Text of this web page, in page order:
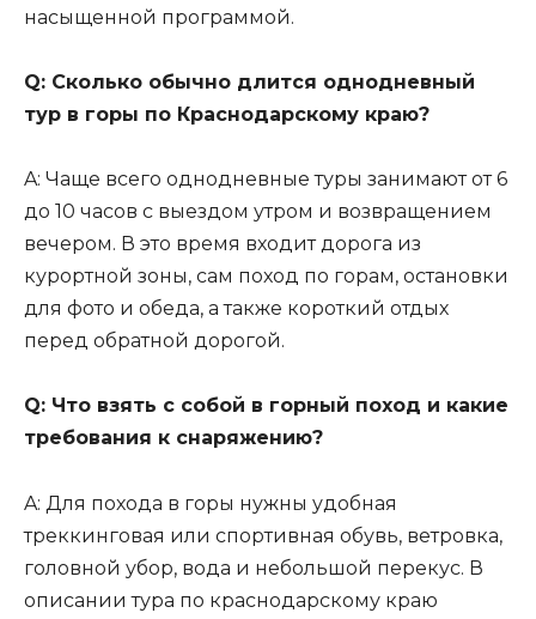
насыщенной программой.
Q: Сколько обычно длится однодневный
тур в горы по Краснодарскому краю?
A: Чаще всего однодневные туры занимают от 6
до 10 часов с выездом утром и возвращением
вечером. В это время входит дорога из
курортной зоны, сам поход по горам, остановки
для фото и обеда, а также короткий отдых
перед обратной дорогой.
Q: Что взять с собой в горный поход и какие
требования к снаряжению?
A: Для похода в горы нужны удобная
треккинговая или спортивная обувь, ветровка,
головной убор, вода и небольшой перекус. В
описании тура по краснодарскому краю